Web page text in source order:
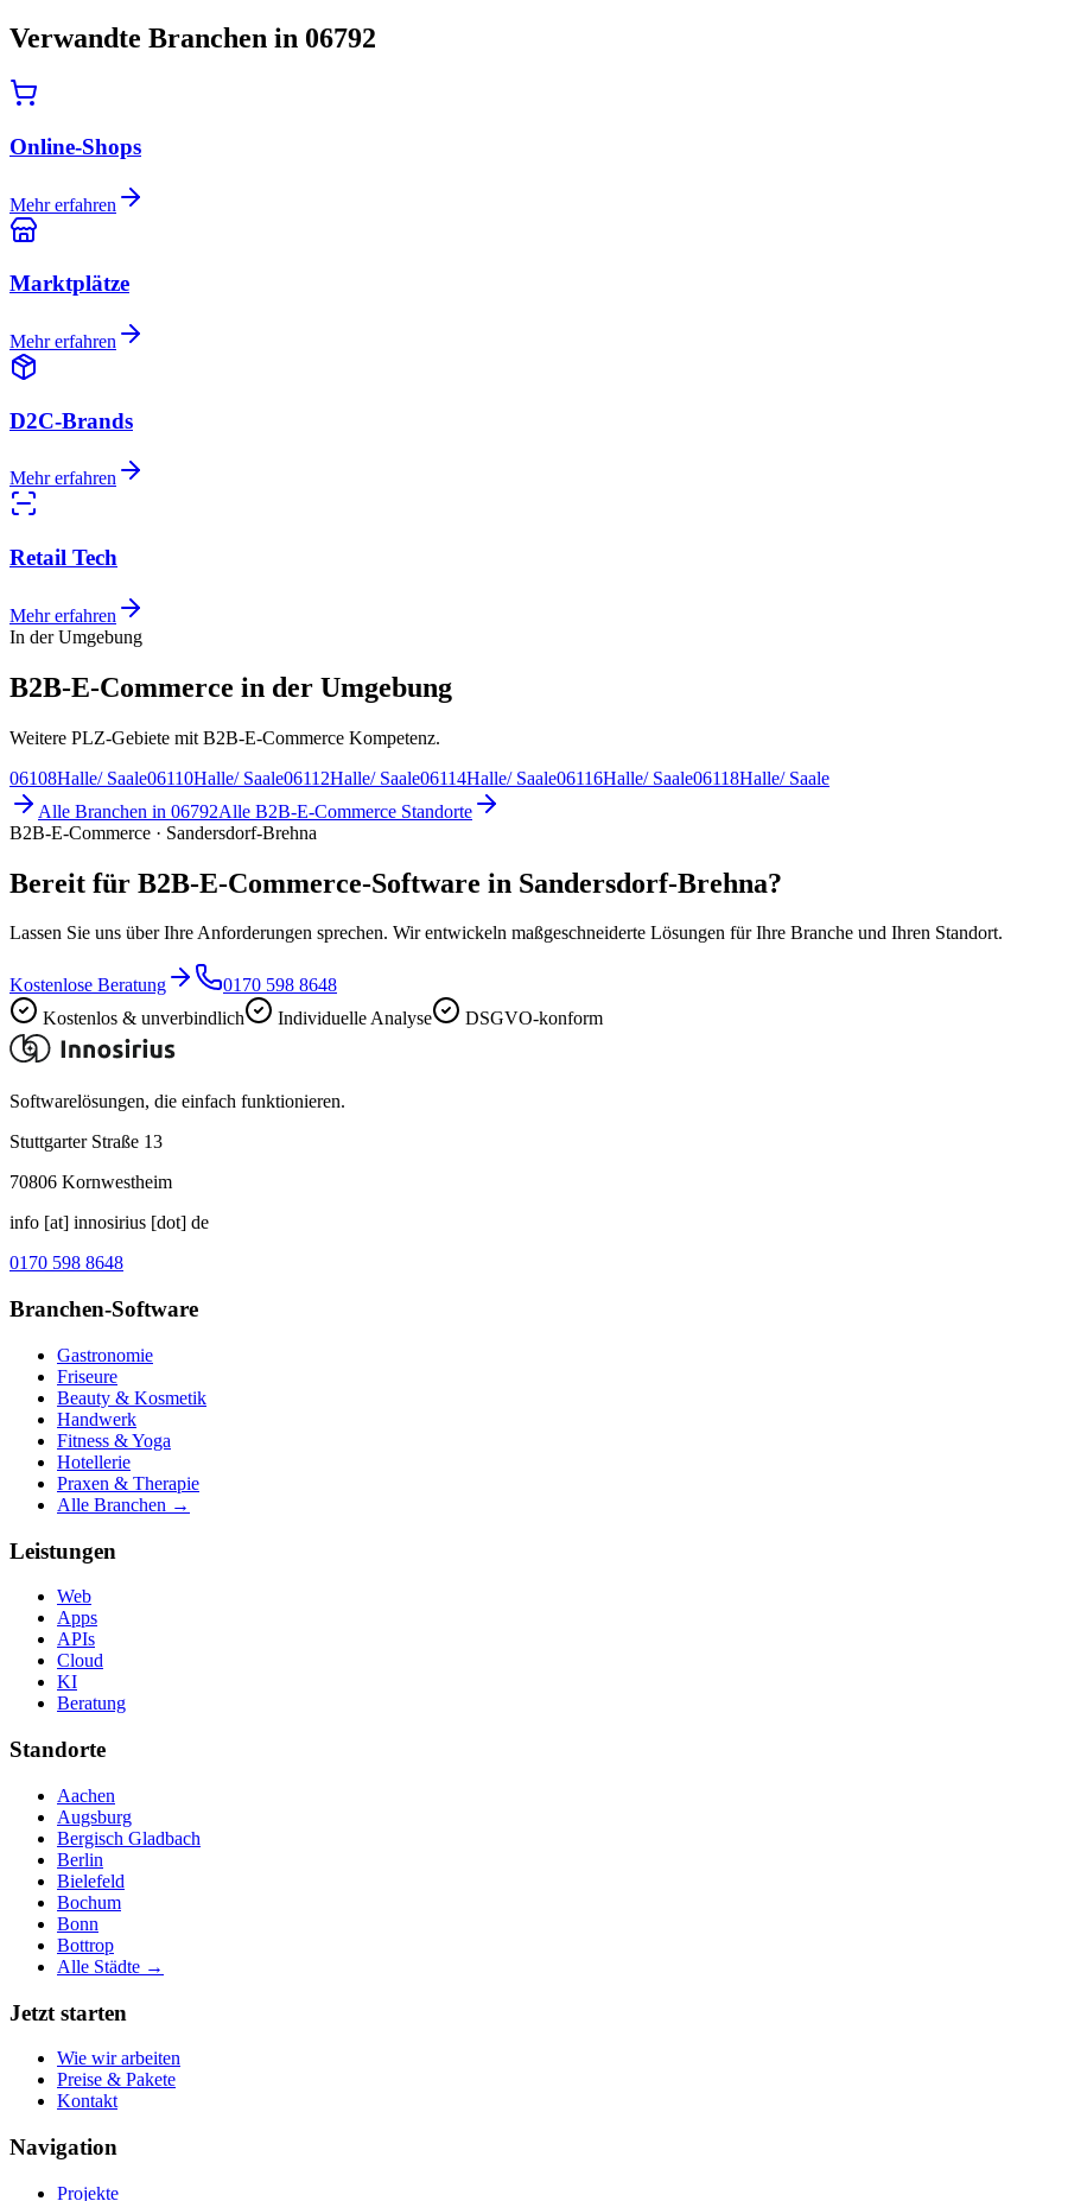
Verwandte Branchen in 06792
Online-Shops
Mehr erfahren
Marktplätze
Mehr erfahren
D2C-Brands
Mehr erfahren
Retail Tech
Mehr erfahren
In der Umgebung
B2B-E-Commerce in der Umgebung
Weitere PLZ-Gebiete mit B2B-E-Commerce Kompetenz.
06108Halle/ Saale06110Halle/ Saale06112Halle/ Saale06114Halle/ Saale06116Halle/ Saale06118Halle/ Saale
Alle Branchen in 06792Alle B2B-E-Commerce Standorte
B2B-E-Commerce · Sandersdorf-Brehna
Bereit für B2B-E-Commerce-Software in Sandersdorf-Brehna?
Lassen Sie uns über Ihre Anforderungen sprechen. Wir entwickeln maßgeschneiderte Lösungen für Ihre Branche und Ihren Standort.
Kostenlose Beratung
0170 598 8648
Kostenlos & unverbindlich
Individuelle Analyse DSGVO-konform
Softwarelösungen, die einfach funktionieren.
Stuttgarter Straße 13
70806 Kornwestheim
info [at] innosirius [dot] de
0170 598 8648
Branchen-Software
Gastronomie
Friseure
Beauty & Kosmetik
Handwerk
Fitness & Yoga
Hotellerie
Praxen & Therapie
Alle Branchen →
Leistungen
Web
Apps
APIs
Cloud
KI
Beratung
Standorte
Aachen
Augsburg
Bergisch Gladbach
Berlin
Bielefeld
Bochum
Bonn
Bottrop
Alle Städte →
Jetzt starten
Wie wir arbeiten
Preise & Pakete
Kontakt
Navigation
Projekte